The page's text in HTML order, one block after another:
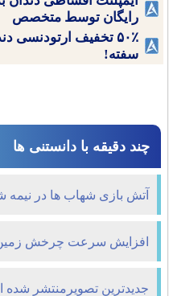
رایگان توسط متخصص
۵۰٪ تخفیف ارتودنسی
سفته!
چند دقیقه با دانستنی ها
آتش بازی شهاب ها در
افزایش سرعت چرخش
جدیدترین تصویرمنتشر شده